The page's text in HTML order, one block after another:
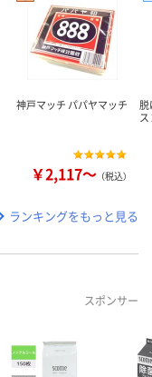
神戸マッチ パパヤマッチ
￥2,117～ （税込）
脱
ランキングをもっと見る
スポンサー